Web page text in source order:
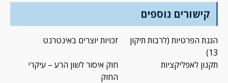
קישורים נוספים
הגנת הפרטיות (לרבות תיקון
13)
זכויות יוצרים באינטרנט
תקנון לאפליקציות
חוק איסור לשון הרע – עיקרי
החוק